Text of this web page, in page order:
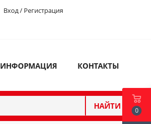
Вход / Регистрация
ИНФОРМАЦИЯ КОНТАКТЫ
НАЙТИ 0